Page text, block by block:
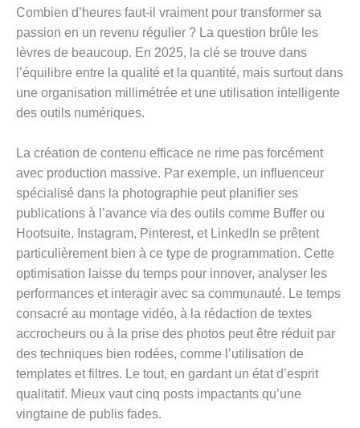
Combien d’heures faut-il vraiment pour transformer sa
passion en un revenu régulier ? La question brûle les
lèvres de beaucoup. En 2025, la clé se trouve dans
l’équilibre entre la qualité et la quantité, mais surtout dans
une organisation millimétrée et une utilisation intelligente
des outils numériques.
La création de contenu efficace ne rime pas forcément
avec production massive. Par exemple, un influenceur
spécialisé dans la photographie peut planifier ses
publications à l’avance via des outils comme Buffer ou
Hootsuite. Instagram, Pinterest, et LinkedIn se prêtent
particulièrement bien à ce type de programmation. Cette
optimisation laisse du temps pour innover, analyser les
performances et interagir avec sa communauté. Le temps
consacré au montage vidéo, à la rédaction de textes
accrocheurs ou à la prise des photos peut être réduit par
des techniques bien rodées, comme l’utilisation de
templates et filtres. Le tout, en gardant un état d’esprit
qualitatif. Mieux vaut cinq posts impactants qu’une
vingtaine de publis fades.